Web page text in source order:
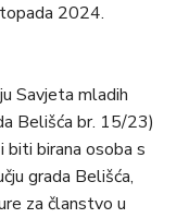
2024.
Savjeta mladih
Belišća br. 15/23)
biti birana osoba s
grada Belišća,
za članstvo u